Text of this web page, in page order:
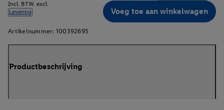
Incl. BTW. excl.
Levering
Voeg toe aan winkelwagen
Artikelnummer: 100392695
Productbeschrijving